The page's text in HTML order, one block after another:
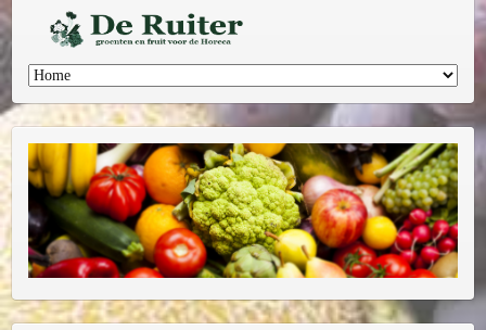
Ga
naar
de
inhoud